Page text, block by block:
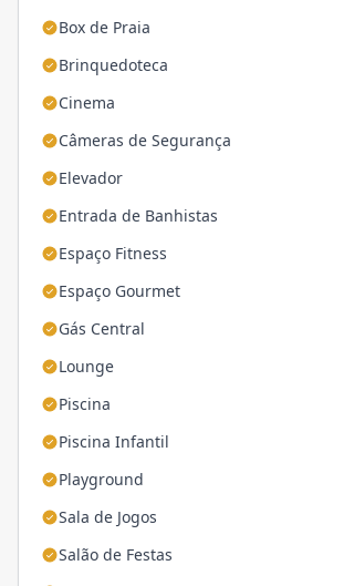
Box de Praia
Brinquedoteca
Cinema
Câmeras de Segurança
Elevador
Entrada de Banhistas
Espaço Fitness
Espaço Gourmet
Gás Central
Lounge
Piscina
Piscina Infantil
Playground
Sala de Jogos
Salão de Festas